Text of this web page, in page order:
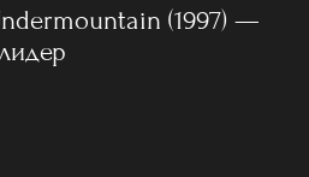
(1997) —